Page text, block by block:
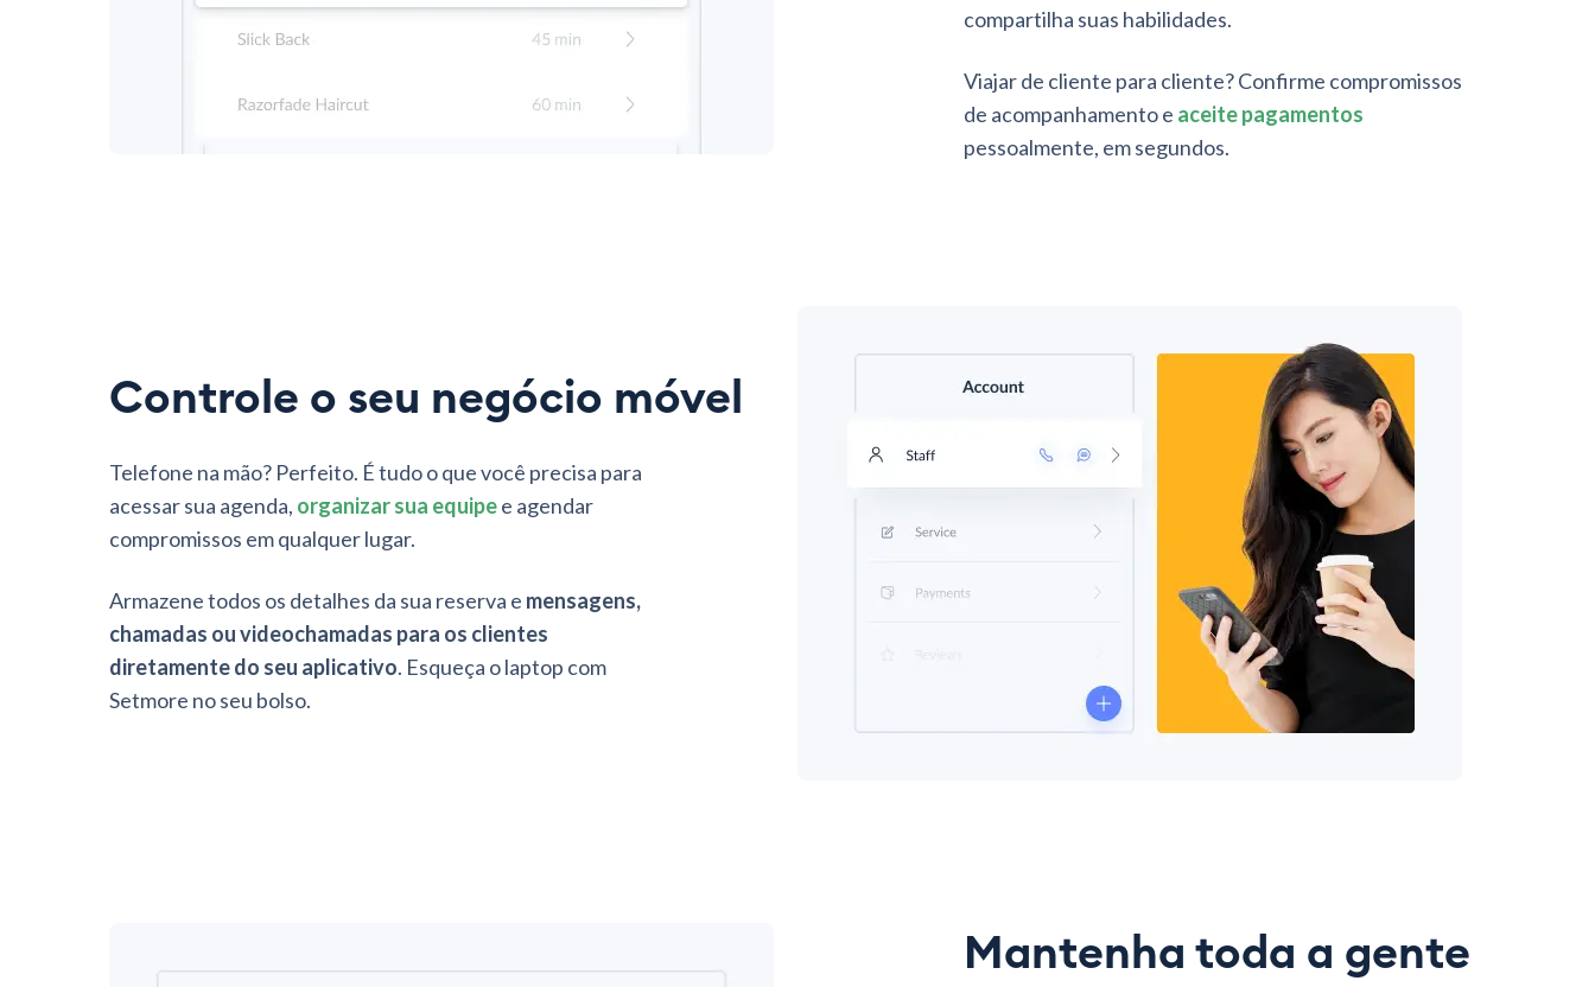
compartilha suas habilidades.
Viajar de cliente para cliente? Confirme compromissos
de acompanhamento e aceite pagamentos
pessoalmente, em segundos.
Controle o seu negócio móvel
Telefone na mão? Perfeito. É tudo o que você precisa para
acessar sua agenda, organizar sua equipee agendar
compromissos em qualquer lugar.
Armazene todos os detalhes da sua reserva e mensagens,
chamadas ou videochamadas para os clientes
diretamente do seu aplicativo. Esqueça o laptop com
Setmore no seu bolso.
Mantenha toda a gente